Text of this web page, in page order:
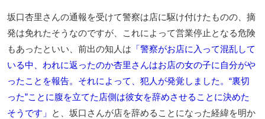
坂口杏里さんの通報を受けて警察は店に駆け付けたものの、摘
発は免れたそうなのですが、これによって営業停止となる危険
もあったといい、前出の知人は 「警察がお店に入って混乱して
いる中、われに返ったのか杏里さんはお店の女の子に自分がや
ったことを報告。それによって、犯人が発覚しました。“裏切
った”ことに腹を立てた店側は彼女を辞めさせることに決めた
そうです」
と、坂口さんが店を辞めることになった経緯を明か